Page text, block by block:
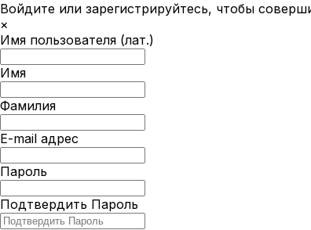
Войдите или зарегистрируйтесь, чтобы
×
Имя пользователя (лат.)
Имя
Фамилия
E-mail адрес
Пароль
Подтвердить Пароль